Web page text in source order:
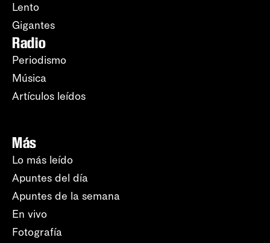
Lento
Gigantes
Radio
Periodismo
Música
Artículos leídos
Más
Lo más leído
Apuntes del día
Apuntes de la semana
En vivo
Fotografía